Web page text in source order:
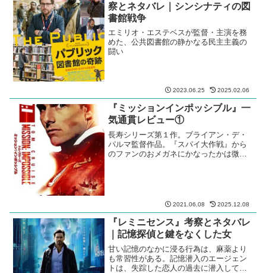
察とネタバレ｜シンシナティの図
書館戦争
エミリオ・エステベスが監督・主演を務
めた、公共図書館の静かなる民主主義の
闘い
2023.06.25 2025.02.06
『ミッションインポッシブル』一
気通貫レビュー①
長寿シリーズ第１作。ブライアン・デ・
パルマ監督作品。『スパイ大作戦』から
のファンのおメガネにかなったかは微妙
2021.06.08 2025.12.08
『レミニセンス』考察とネタバレ
｜記憶探偵と鍵をなくした女
甘い記憶のなかに浸る行為は、麻薬より
も常習性がある。記憶潜入のエージェン
トは、失踪した恋人の過去に潜入してい